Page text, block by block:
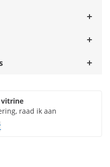
vitrine
raad ik aan